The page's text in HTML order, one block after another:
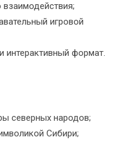
игровой
интерактивный формат.
северных народов;
Сибири;